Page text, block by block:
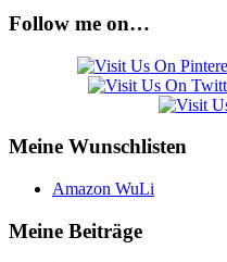
Follow me on…
Meine Wunschlisten
Amazon WuLi
Meine Beiträge